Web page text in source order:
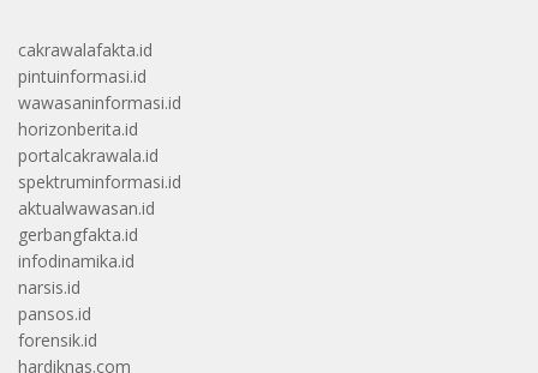
cakrawalafakta.id
pintuinformasi.id
wawasaninformasi.id
horizonberita.id
portalcakrawala.id
spektruminformasi.id
aktualwawasan.id
gerbangfakta.id
infodinamika.id
narsis.id
pansos.id
forensik.id
hardiknas.com